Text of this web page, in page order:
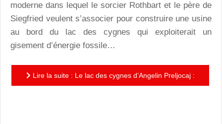
moderne dans lequel le sorcier Rothbart et le père de
Siegfried veulent s’associer pour construire une usine
au bord du lac des cygnes qui exploiterait un
gisement d’énergie fossile…
Lire la suite : Le lac des cygnes d’Angelin Preljocaj :